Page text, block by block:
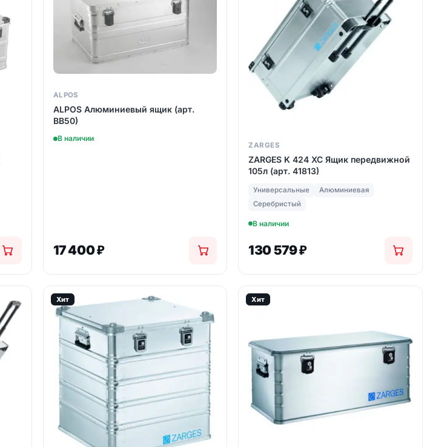
вашу задачу — за 15 минут.
Получить расчёт
Написать в Telegram
ALPOS
ALPOS Алюминиевый ящик (арт.
BB50)
В наличии
17 400₽
ZARGES
ZARGES K 424 XC Ящик передвижной
105л (арт. 41813)
Универсальные
Алюминиевая
Серебристый
В наличии
130 579₽
Хит Хит